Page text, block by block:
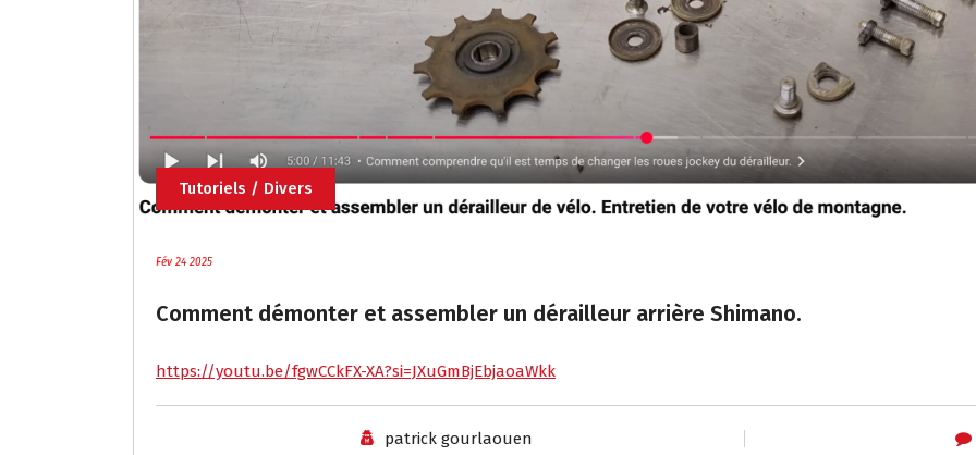
Tutoriels / Divers
Fév 24 2025
Comment démonter et assembler un dérailleur arrière Shimano.
https://youtu.be/fgwCCkFX-XA?si=JXuGmBjEbjaoaWkk
patrick gourlaouen